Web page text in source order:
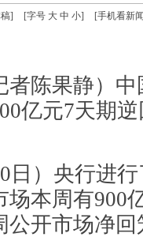
] [字号 大 中 小] [手机看新
陈果静）中
亿元7天期
）央行进行
场本周有900
开市场净回